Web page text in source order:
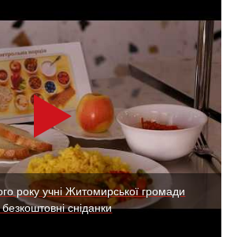
року учні Житомирської громади
сніданки